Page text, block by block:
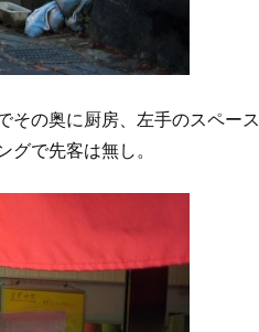
その奥に厨房、左手のスペース
で先客は無し。